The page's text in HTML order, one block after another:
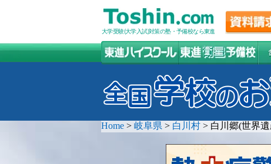
大学受験(大学入試)対策の塾・予備校なら東進
Home > 岐阜県 > 白川村 > 白川郷(世界